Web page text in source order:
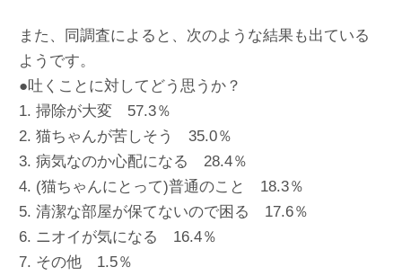
また、同調査によると、次のような結果も出ている
ようです。
●吐くことに対してどう思うか？
1. 掃除が大変 57.3％
2. 猫ちゃんが苦しそう 35.0％
3. 病気なのか心配になる 28.4％
4. (猫ちゃんにとって)普通のこと 18.3％
5. 清潔な部屋が保てないので困る 17.6％
6. ニオイが気になる 16.4％
7. その他 1.5％